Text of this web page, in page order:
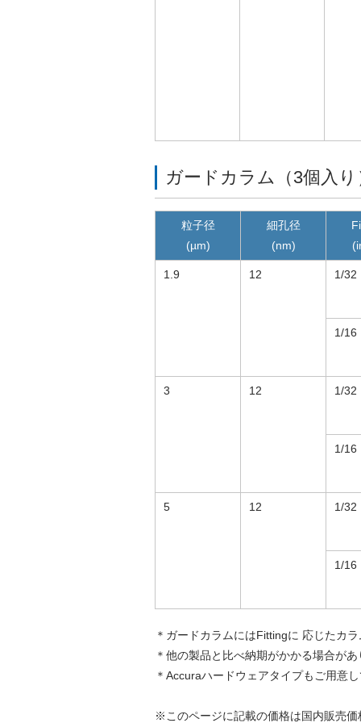
ガードカラム（3個入り
粒子径
(µm)
細孔径
(nm)
1.9 12 1/32
1/16
3 12 1/32
1/16
5 12 1/32
1/16
＊ガードカラムにはFittingに 応じたカ
＊他の製品と比べ納期がかかる場合が
＊Accuraハードウェアタイプもご用意
※このページに記載の価格は国内販売価